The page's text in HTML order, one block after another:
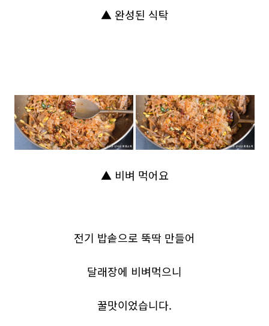
▲ 완성된 식탁
▲ 비벼 먹어요
전기 밥솥으로 뚝딱 만들어
달래장에 비벼먹으니
꿀맛이었습니다.